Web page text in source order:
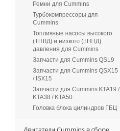
Ремни для Cummins
Турбокомпрессоры для
Сummins
Топливные насосы высокого
(ТНВД) и низкого (ТННД)
давления для Cummins
Запчасти для Cummins QSL9
Запчасти для Cummins QSX15
/ ISX15
Запчасти для Cummins KTA19 /
KTA38 / KTA50
Головка блока цилиндров ГБЦ